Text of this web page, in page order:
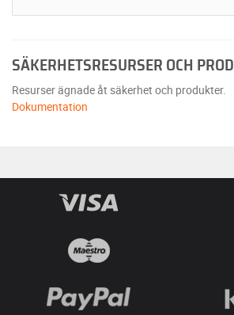
SÄKERHETSRESURSER OCH
Resurser ägnade åt säkerhet och produkter.
Dokumentation